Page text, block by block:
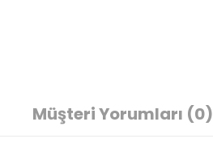
Müşteri Yorumları (0)